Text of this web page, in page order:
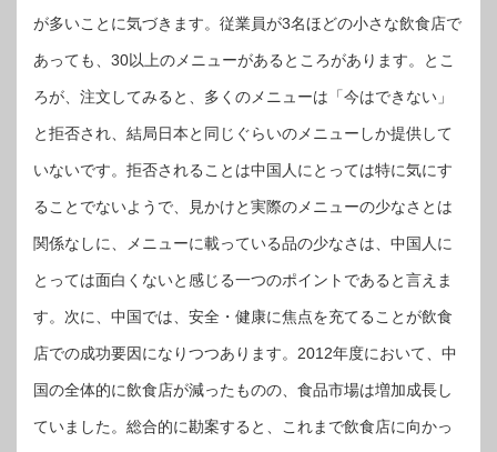
が多いことに気づきます。従業員が3名ほどの小さな飲食店で
あっても、30以上のメニューがあるところがあります。とこ
ろが、注文してみると、多くのメニューは「今はできない」
と拒否され、結局日本と同じぐらいのメニューしか提供して
いないです。拒否されることは中国人にとっては特に気にす
ることでないようで、見かけと実際のメニューの少なさとは
関係なしに、メニューに載っている品の少なさは、中国人に
とっては面白くないと感じる一つのポイントであると言えま
す。次に、中国では、安全・健康に焦点を充てることが飲食
店での成功要因になりつつあります。2012年度において、中
国の全体的に飲食店が減ったものの、食品市場は増加成長し
ていました。総合的に勘案すると、これまで飲食店に向かっ